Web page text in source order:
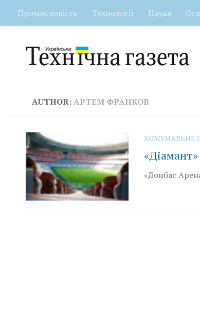
Skip to content
Промисловість Технології Наука
AUTHOR:АРТЕМ ФРАНКОВ
КОМУНАЛЬНЕ
«Донбас